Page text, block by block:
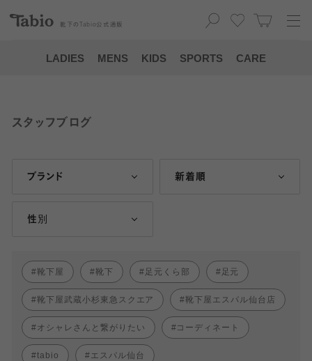
靴下の Tabio 公式通販
LADIES MENS KIDS SPORTS CARE
スタッフブログ
ブランド 新着順
性別
靴下屋 靴下 足元くら部 足元
靴下屋武蔵小杉東急スクエア 靴下屋エスパル仙台店
オシャレさんと繋がりたい コーディネート
tabio エスパル仙台